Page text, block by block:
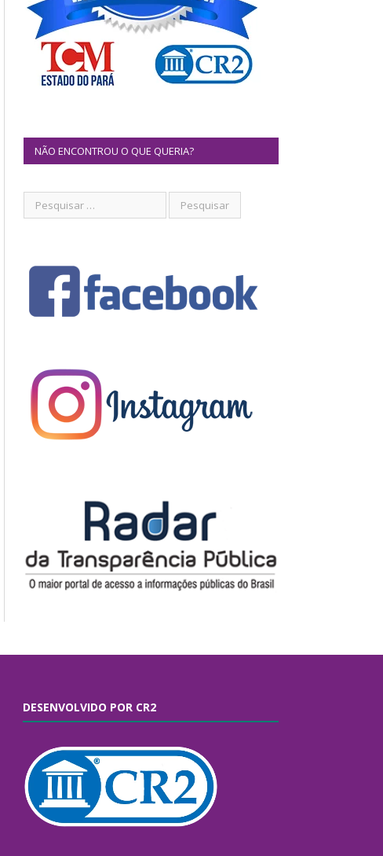
NÃO ENCONTROU O QUE QUERIA?
DESENVOLVIDO POR CR2